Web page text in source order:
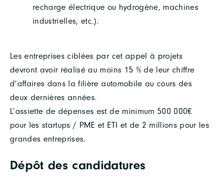
recharge électrique ou hydrogène, machines
industrielles, etc.).
Les entreprises ciblées par cet appel à projets
devront avoir réalisé au moins 15 % de leur chiffre
d’affaires dans la filière automobile au cours des
deux dernières années.
L’assiette de dépenses est de minimum 500 000€
pour les startups / PME et ETI et de 2 millions pour les
grandes entreprises.
Dépôt des candidatures